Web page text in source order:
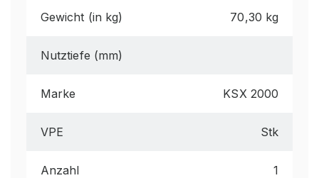
Gewicht (in kg) 70,30 kg
Nutztiefe (mm)
Marke KSX 2000
VPE Stk
Anzahl 1